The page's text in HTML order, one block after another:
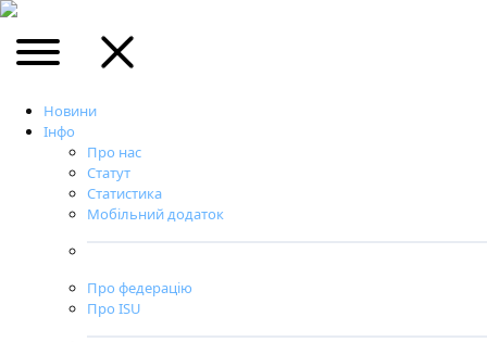
Новини
Інфо
Про нас
Статут
Статистика
Мобільний додаток
Про федерацію
Про ISU